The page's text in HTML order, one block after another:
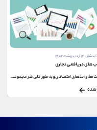
۱۴ اردیبهشت ۱۴۰۲
های دریافتنی تجاری
شرکت ها، واحدهای اقتصادی و به طور کلی هر مجموعه...